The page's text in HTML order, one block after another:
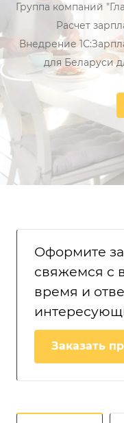
Группа компаний
Расчет
Внедрение
для Беларуси
Оформите
свяжемся с
время и
Заказать